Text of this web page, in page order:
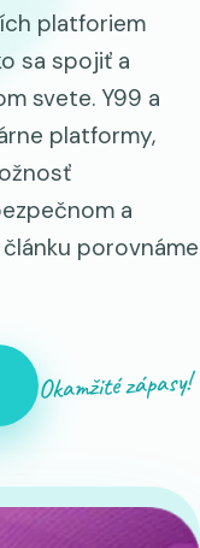
platforiem
sa spojiť a
svete. Y99 a
platformy,
a
porovnáme
Okamžité zápasy!